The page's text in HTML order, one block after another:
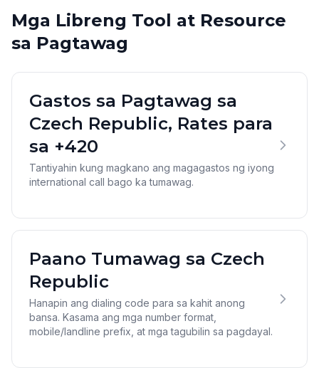
Mga Libreng Tool at Resource
sa Pagtawag
Gastos sa Pagtawag sa
Czech Republic, Rates para
sa +420
Tantiyahin kung magkano ang magagastos ng iyong
international call bago ka tumawag.
Paano Tumawag sa Czech
Republic
Hanapin ang dialing code para sa kahit anong
bansa. Kasama ang mga number format,
mobile/landline prefix, at mga tagubilin sa pagdayal.